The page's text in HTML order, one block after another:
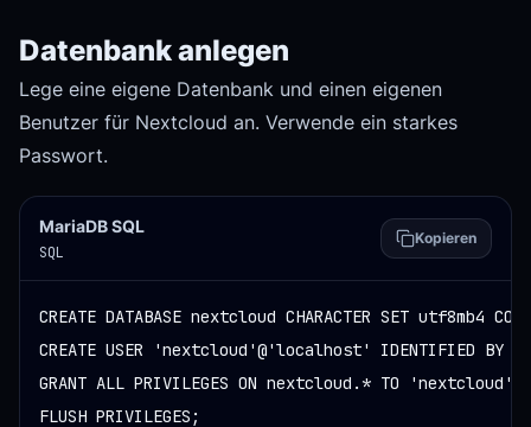
Datenbank anlegen
Lege eine eigene Datenbank und einen eigenen
Benutzer für Nextcloud an. Verwende ein starkes
Passwort.
MariaDB SQL
SQL
Kopieren
CREATE DATABASE nextcloud CHARACTER SET utf8mb4
CREATE USER 'nextcloud'@'localhost' IDENTIFIED BY
GRANT ALL PRIVILEGES ON nextcloud.* TO
FLUSH PRIVILEGES;